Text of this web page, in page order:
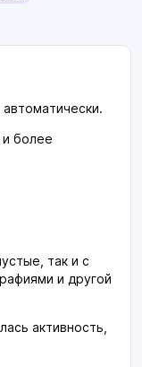
более
так и с
и другой
активность,